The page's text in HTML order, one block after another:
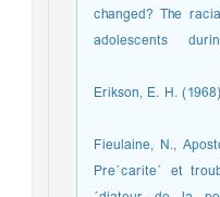
changed? The
adolescents
Erikson, E. H.
Fieulaine, N.,
Pre´carite´ et